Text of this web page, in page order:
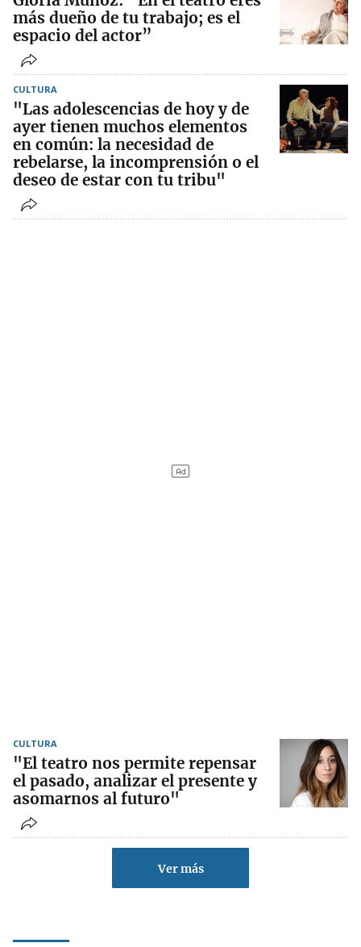
más dueño de tu trabajo; es el
espacio del actor”
CULTURA
"Las adolescencias de hoy y de
ayer tienen muchos elementos
en común: la necesidad de
rebelarse, la incomprensión o el
deseo de estar con tu tribu"
CULTURA
"El teatro nos permite repensar
el pasado, analizar el presente y
asomarnos al futuro"
Ver más